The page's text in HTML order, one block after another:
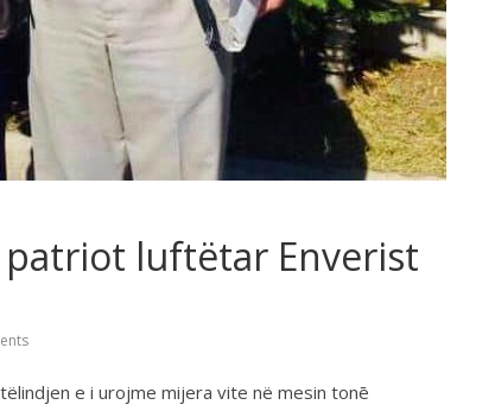
luftëtar Enverist
e i urojme mijera vite në mesin tonē